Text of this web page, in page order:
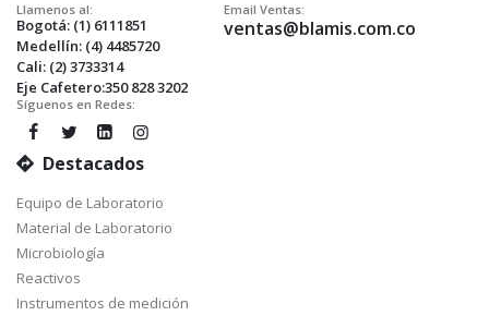
Llamenos al:
Bogotá: (1) 6111851
Medellín: (4) 4485720
Cali: (2) 3733314
Eje Cafetero:350 828 3202
Email Ventas:
ventas@blamis.com.co
Síguenos en Redes:
Destacados
Equipo de Laboratorio
Material de Laboratorio
Microbiología
Reactivos
Instrumentos de medición